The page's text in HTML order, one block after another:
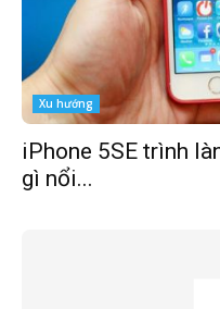
Xu hướng
iPhone 5SE trình
gì nổi...